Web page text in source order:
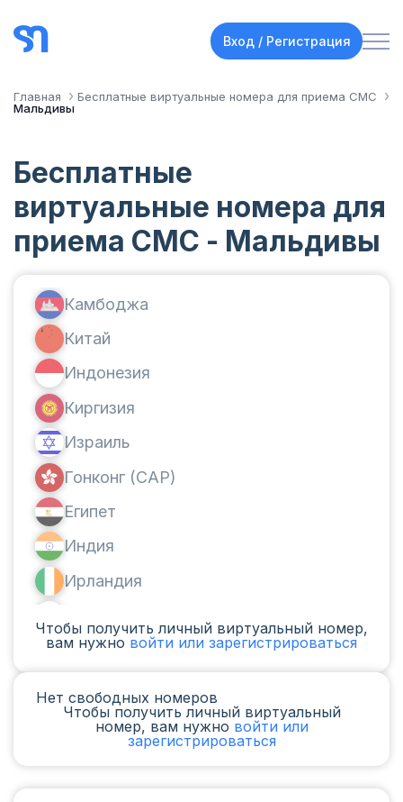
Вход / Регистрация
Главная
Бесплатные виртуальные номера для приема СМС
Мальдивы
Бесплатные
виртуальные номера для
приема СМС - Мальдивы
Камбоджа
Китай
Индонезия
Киргизия
Израиль
Гонконг (САР)
Египет
Индия
Ирландия
Аргентина
Чад
Чтобы получить личный виртуальный номер,
вам нужно войти или зарегистрироваться
Нет свободных номеров
Чтобы получить личный виртуальный
номер, вам нужно войти или
зарегистрироваться